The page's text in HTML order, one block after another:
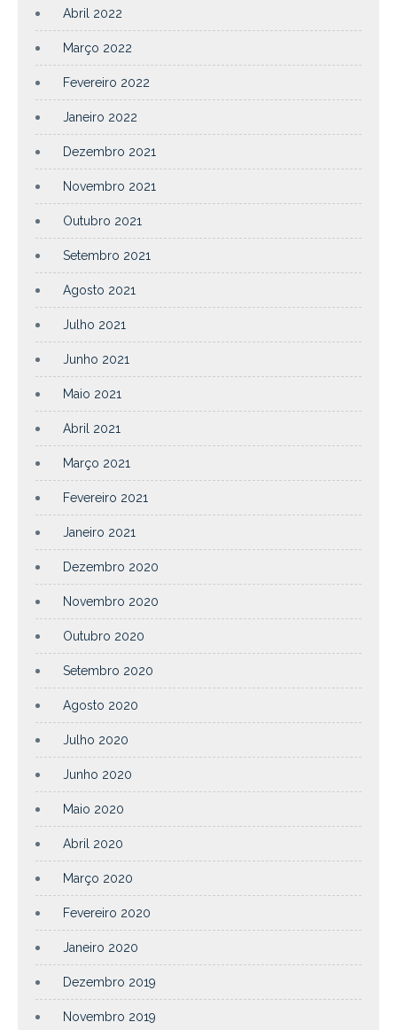
Abril 2022
Março 2022
Fevereiro 2022
Janeiro 2022
Dezembro 2021
Novembro 2021
Outubro 2021
Setembro 2021
Agosto 2021
Julho 2021
Junho 2021
Maio 2021
Abril 2021
Março 2021
Fevereiro 2021
Janeiro 2021
Dezembro 2020
Novembro 2020
Outubro 2020
Setembro 2020
Agosto 2020
Julho 2020
Junho 2020
Maio 2020
Abril 2020
Março 2020
Fevereiro 2020
Janeiro 2020
Dezembro 2019
Novembro 2019